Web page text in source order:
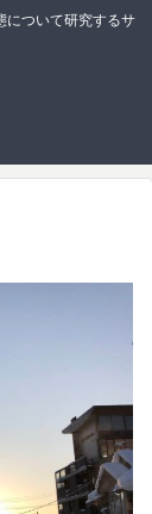
について研究するサ